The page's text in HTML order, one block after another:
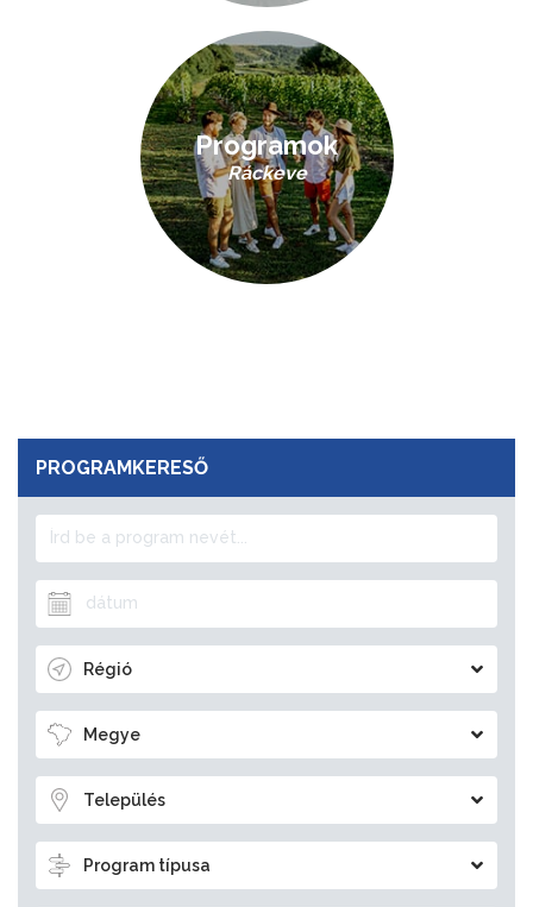
Programok
Ráckeve
PROGRAMKERESŐ
Régió
Megye
Település
Program típusa